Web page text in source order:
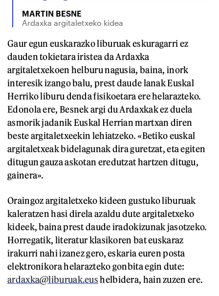
MARTIN BESNE
Ardaxka argitaletxeko kidea
Gaur egun euskarazko liburuak eskuragarri ez
dauden tokietara iristea da Ardaxka
argitaletxekoen helburu nagusia, baina, inork
interesik izango balu, prest daude lanak Euskal
Herriko liburu denda fisikoetara ere helarazteko.
Edonola ere, Besnek argi du Ardaxkak ez duela
asmorik jadanik Euskal Herrian martxan diren
beste argitaletxeekin lehiatzeko. «Betiko euskal
argitaletxeak bidelagunak dira guretzat, eta egiten
ditugun gauza askotan eredutzat hartzen ditugu,
gainera».
Oraingoz argitaletxeko kideen gustuko liburuak
kaleratzen hasi direla azaldu dute argitaletxeko
kideek, baina prest daude iradokizunak jasotzeko.
Horregatik, literatur klasikoren bat euskaraz
irakurri nahi izanez gero, eskaria euren posta
elektronikora helarazteko gonbita egin dute:
ardaxka@liburuak.eushelbidera, hain zuzen ere.